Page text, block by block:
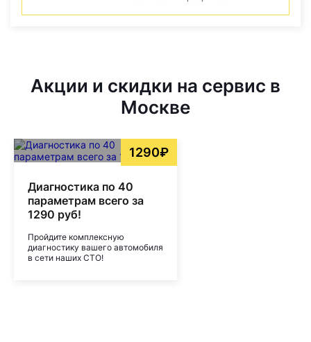
Акции и скидки на сервис в
Москве
1290₽
Диагностика по 40
параметрам всего за
1290 руб!
Пройдите комплексную
диагностику вашего автомобиля
в сети наших СТО!